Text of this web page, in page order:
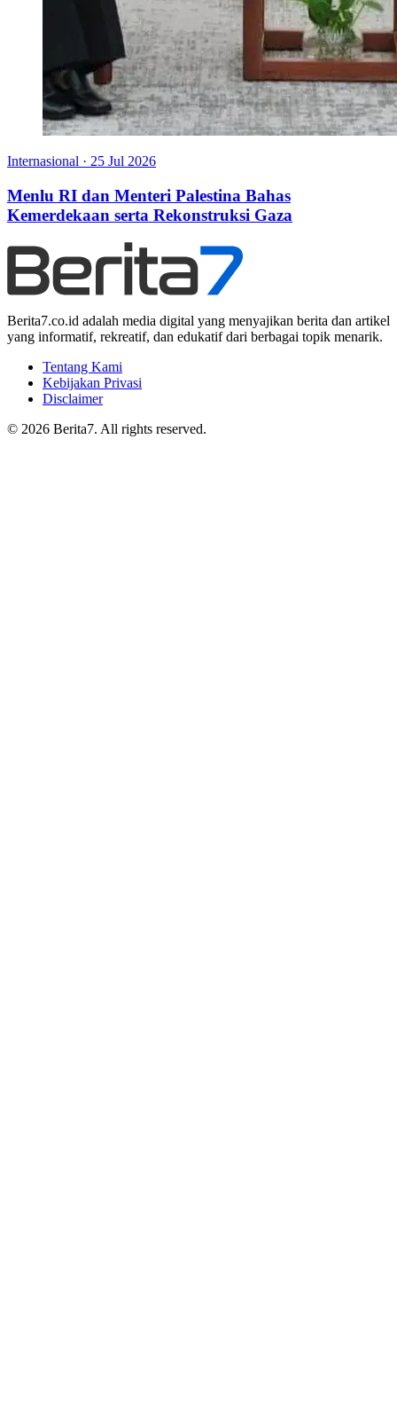
Internasional · 25 Jul 2026
Menlu RI dan Menteri Palestina Bahas
Kemerdekaan serta Rekonstruksi Gaza
Berita7.co.id adalah media digital yang menyajikan berita dan artikel
yang informatif, rekreatif, dan edukatif dari berbagai topik menarik.
Tentang Kami
Kebijakan Privasi
Disclaimer
© 2026 Berita7. All rights reserved.